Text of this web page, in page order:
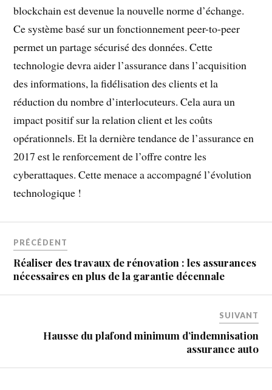
blockchain est devenue la nouvelle norme d’échange.
Ce système basé sur un fonctionnement peer-to-peer
permet un partage sécurisé des données. Cette
technologie devra aider l’assurance dans l’acquisition
des informations, la fidélisation des clients et la
réduction du nombre d’interlocuteurs. Cela aura un
impact positif sur la relation client et les coûts
opérationnels. Et la dernière tendance de l’assurance en
2017 est le renforcement de l’offre contre les
cyberattaques. Cette menace a accompagné l’évolution
technologique !
PRÉCÉDENT
Réaliser des travaux de rénovation : les assurances
nécessaires en plus de la garantie décennale
SUIVANT
Hausse du plafond minimum d’indemnisation
assurance auto